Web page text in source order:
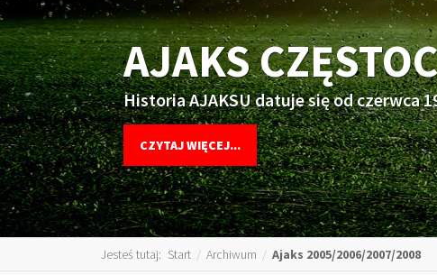
AJAKS
Historia AJAKSU datuje się od czerwca
CZYTAJ WIĘCEJ...
Jesteś tutaj: Start / Archiwum / Ajaks 2005/2006/2007/2008